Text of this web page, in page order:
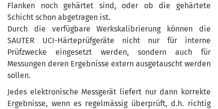
Flanken noch gehärtet sind, oder ob die gehärtete
Schicht schon abgetragen ist.
Durch die verfügbare Werkskalibrierung können die
SAUTER UCI-Härteprüfgeräte nicht nur für interne
Prüfzwecke eingesetzt werden, sondern auch für
Messungen deren Ergebnisse extern ausgetauscht werden
sollen.
Jedes elektronische Messgerät liefert nur dann korrekte
Ergebnisse, wenn es regelmässig überprüft, d.h. richtig